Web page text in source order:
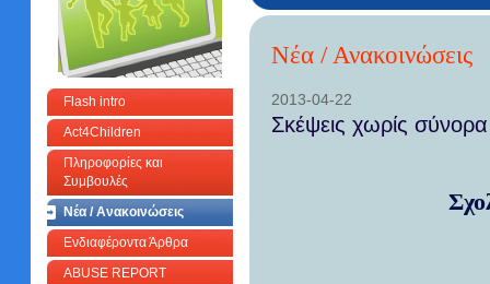
Flash intro
Act4Children
Πληροφορίες και
Συμβουλές
Νέα / Ανακοινώσεις
Ενδιαφέροντα Άρθρα
ABUSE REPORT
Νέα / Ανακοινώσεις
2013-04-22
Σκέψεις χωρίς σύνορα